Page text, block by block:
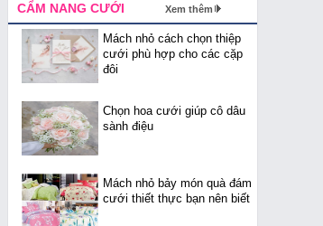
CẨM NANG CƯỚI Xem thêm
Mách nhỏ cách chọn thiệp
cưới phù hợp cho các cặp
đôi
Chọn hoa cưới giúp cô dâu
sành điệu
Mách nhỏ bảy món quà đám
cưới thiết thực bạn nên biết